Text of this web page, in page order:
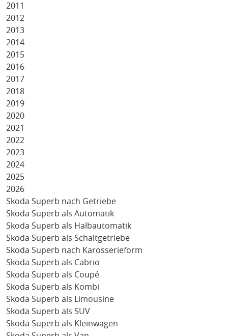
2011
2012
2013
2014
2015
2016
2017
2018
2019
2020
2021
2022
2023
2024
2025
2026
Skoda Superb nach Getriebe
Skoda Superb als Automatik
Skoda Superb als Halbautomatik
Skoda Superb als Schaltgetriebe
Skoda Superb nach Karosserieform
Skoda Superb als Cabrio
Skoda Superb als Coupé
Skoda Superb als Kombi
Skoda Superb als Limousine
Skoda Superb als SUV
Skoda Superb als Kleinwagen